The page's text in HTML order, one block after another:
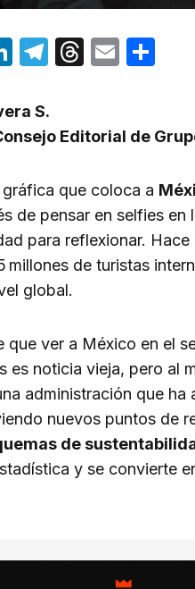
LinkedIn
Telegram
Threads
Email
S.
Editorial de
que coloca a
de pensar en selfies
para reflexionar. Hace
millones de turistas
global.
que ver a México en el
es noticia vieja, pero al
administración que
nuevos puntos de
de
y se convierte